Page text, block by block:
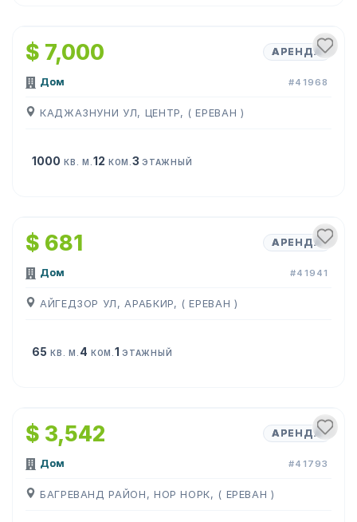
$ 7,000 АРЕНДА
Дом #41968
КАДЖАЗНУНИ УЛ, ЦЕНТР, ( ЕРЕВАН )
1000 КВ. М. 12 КОМ.3ЭТАЖНЫЙ
$ 681 АРЕНДА
Дом #41941
АЙГЕДЗОР УЛ, АРАБКИР, ( ЕРЕВАН )
65 КВ. М. 4 КОМ.1ЭТАЖНЫЙ
$ 3,542 АРЕНДА
Дом #41793
БАГРЕВАНД РАЙОН, НОР НОРК, ( ЕРЕВАН )